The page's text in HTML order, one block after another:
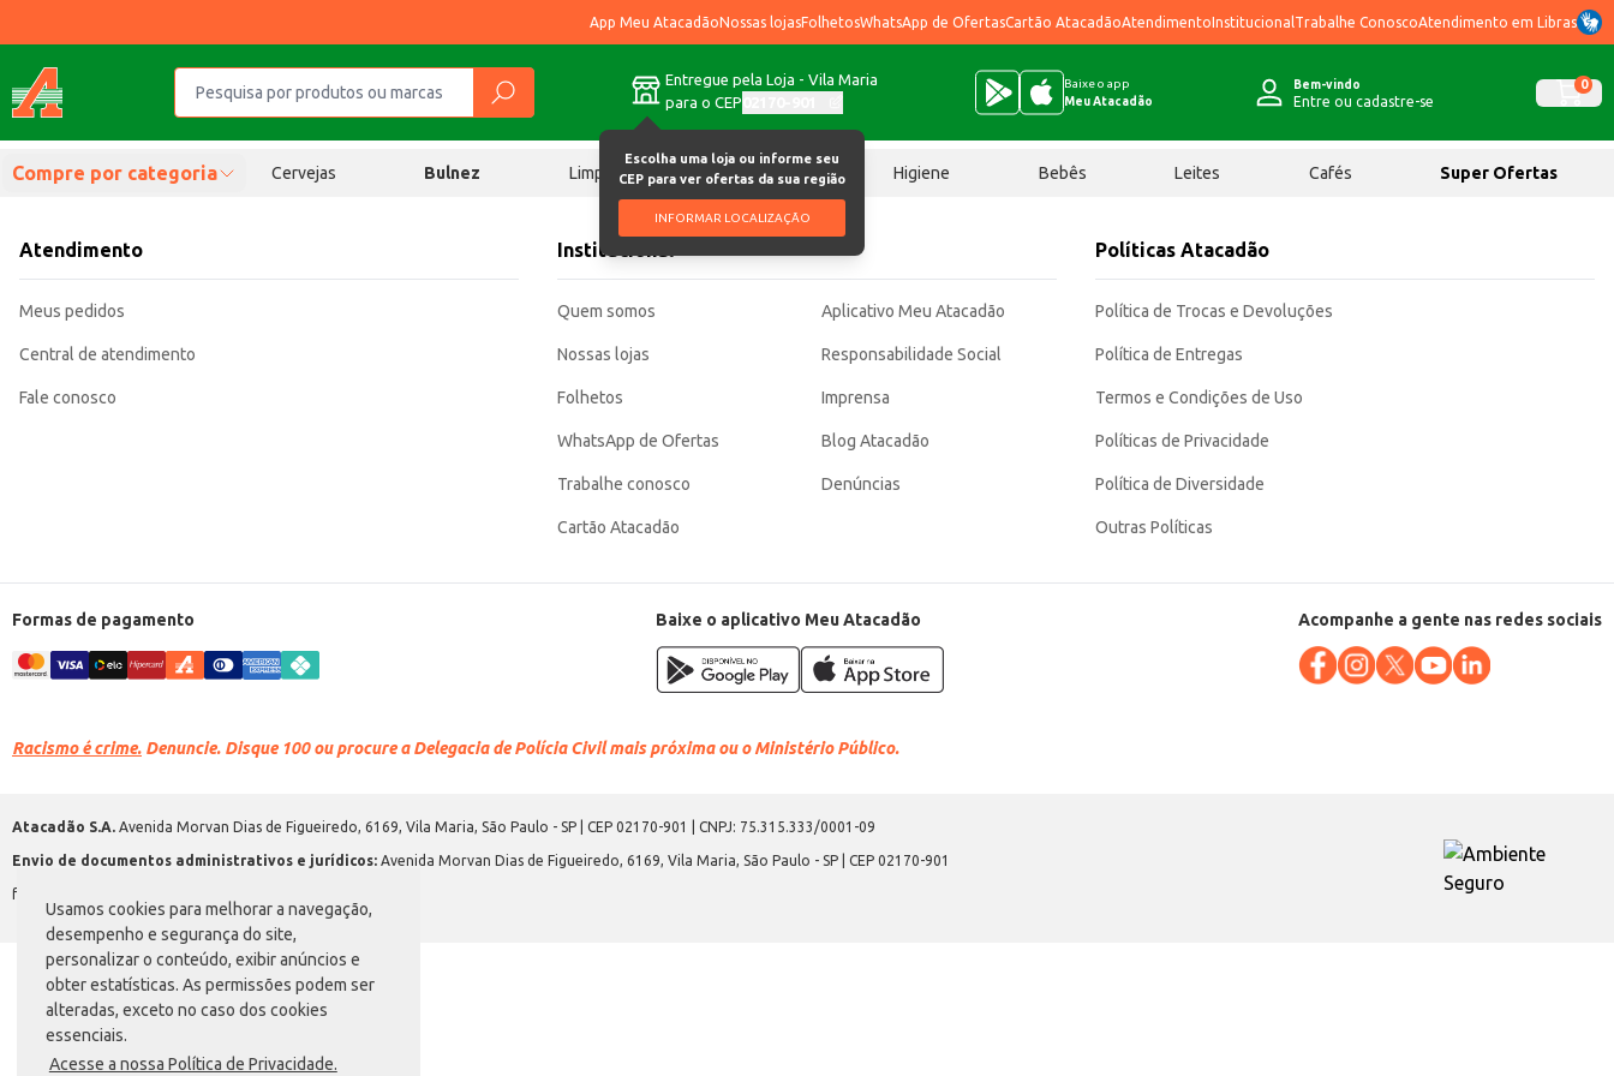
Usamos cookies para melhorar a navegação,
desempenho e segurança do site,
personalizar o conteúdo, exibir anúncios e
obter estatísticas. As permissões podem ser
alteradas, exceto no caso dos cookies
essenciais.
Acesse a nossa Política de Privacidade.
App Meu AtacadãoNossas lojasFolhetosWhatsApp de OfertasCartão AtacadãoAtendimentoInstitucional Trabalhe ConoscoAtendimento em Libras
Entregue pela Loja - Vila Maria
para o CEP
Escolha uma loja ou informe seu
CEP para ver ofertas da sua região
INFORMAR LOCALIZAÇÃO
Baixe o app
Meu Atacadão
Bem-vindo
Entre ou cadastre-se
0
Compre por categoria Cervejas Bulnez Limpeza Chocolates Higiene Bebês Leites Cafés Super Ofertas
Atendimento
Meus pedidos
Central de atendimento
Fale conosco
Institucional
Quem somos
Nossas lojas
Folhetos
WhatsApp de Ofertas
Trabalhe conosco
Cartão Atacadão
Aplicativo Meu Atacadão
Responsabilidade Social
Imprensa
Blog Atacadão
Denúncias
Políticas Atacadão
Política de Trocas e Devoluções
Política de Entregas
Termos e Condições de Uso
Políticas de Privacidade
Política de Diversidade
Outras Políticas
Formas de pagamento Baixe o aplicativo Meu Atacadão Acompanhe a gente nas redes sociais
Racismo é crime. Denuncie. Disque 100 ou procure a Delegacia de Polícia Civil mais próxima ou o Ministério Público.
Atacadão S.A. Avenida Morvan Dias de Figueiredo, 6169, Vila Maria, São Paulo - SP | CEP 02170-901 | CNPJ: 75.315.333/0001-09
Envio de documentos administrativos e jurídicos: Avenida Morvan Dias de Figueiredo, 6169, Vila Maria, São Paulo - SP | CEP 02170-901
faleconosco@atacadao.com.br